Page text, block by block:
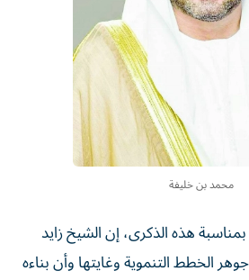
محمد بن خليفة
هذه الذكرى، إن الشيخ زايد
الخطط التنموية وغايتها وأن بناءه